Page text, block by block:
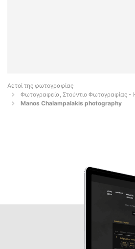
Αετοί της φωτογραφίας
Φωτογραφεία, Στούντιο Φωτογραφίας -
Manos Chalampalakis photography